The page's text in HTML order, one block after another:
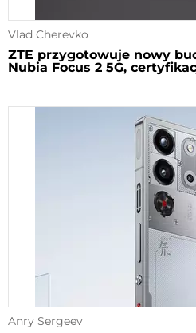
Vlad Cherevko
ZTE przygotowuje nowy
Nubia Focus 2 5G,
Anry Sergeev